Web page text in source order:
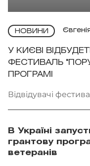
НОВИНИ
У КИЄВІ
ФЕСТИВАЛЬ
ПРОГРАМІ
Відвідувачі
В Україні
грантову
ветеранів